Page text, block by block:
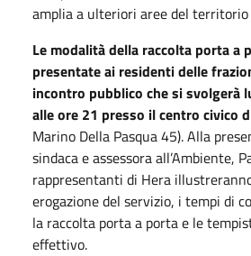
amplia a ulteriori aree del territorio
Le modalità della raccolta porta a
presentate ai residenti delle
incontro pubblico che si svolgerà
alle ore 21 presso il centro civico
Marino Della Pasqua 45). Alla
sindaca e assessora all’Ambiente,
rappresentanti di Hera
erogazione del servizio, i tempi di
la raccolta porta a porta e le
effettivo.